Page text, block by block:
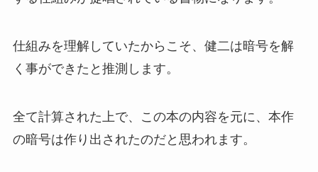
仕組みを理解していたからこそ、健二は暗号を解
く事ができたと推測します。
全て計算された上で、この本の内容を元に、本作
の暗号は作り出されたのだと思われます。